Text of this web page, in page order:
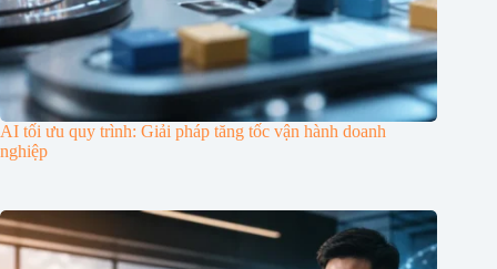
AI tối ưu quy trình: Giải pháp tăng tốc vận hành doanh
nghiệp